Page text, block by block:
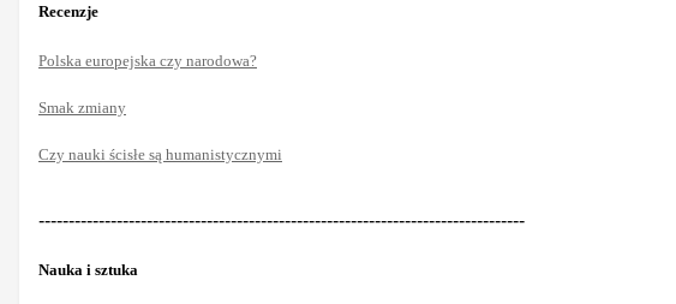
Recenzje
Polska europejska czy narodowa?
Smak zmiany
Czy nauki ścisłe są humanistycznymi
---------------------------------------------------------------------------------
Nauka i sztuka